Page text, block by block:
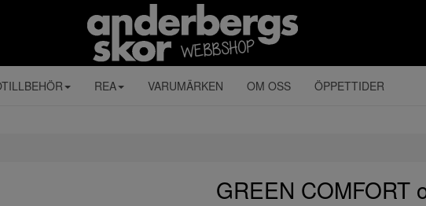
REA VARUMÄRKEN OM OSS ÖPPETTIDER
GREEN COMFORT